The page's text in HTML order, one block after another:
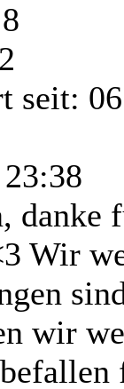
seit:
danke
Wir
wir